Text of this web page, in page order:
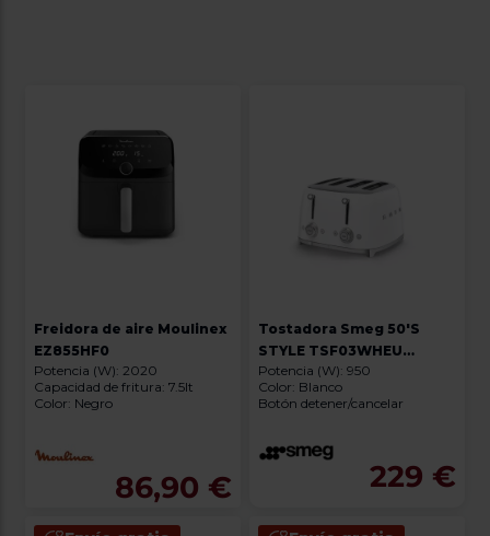
Freidora de aire Moulinex
EZ855HF0
Potencia (W): 2020
Capacidad de fritura: 7.5lt
Color: Negro
86,90 €
Tostadora Smeg 50'S
STYLE TSF03WHEU
BLANCO
Potencia (W): 950
Color: Blanco
Botón detener/cancelar
229 €